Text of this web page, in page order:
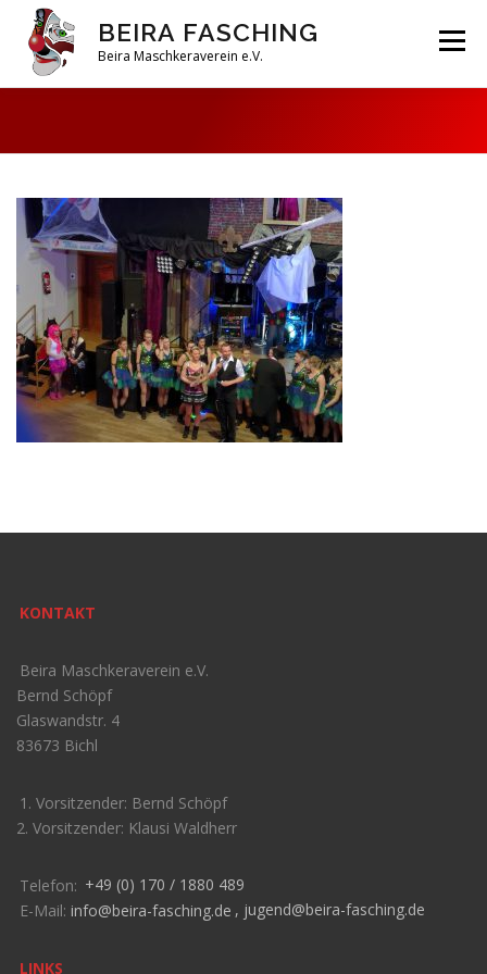
Inhalt
springen
BEIRA FASCHING
Beira Maschkeraverein e.V.
Menü
VEREIN
KONTAKT
Beira Maschkeraverein e.V.
Bernd Schöpf
Glaswandstr. 4
83673 Bichl
1. Vorsitzender: Bernd Schöpf
2. Vorsitzender: Klausi Waldherr
Telefon: +49 (0) 170 / 1880 489
E-Mail: info@beira-fasching.de , jugend@beira-fasching.de
LINKS